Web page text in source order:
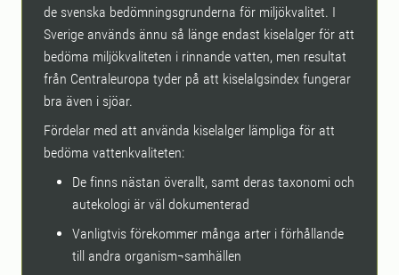
de svenska bedömningsgrunderna för miljökvalitet. I
Sverige används ännu så länge endast kiselalger för att
bedöma miljökvaliteten i rinnande vatten, men resultat
från Centraleuropa tyder på att kiselalgsindex fungerar
bra även i sjöar.
Fördelar med att använda kiselalger lämpliga för att
bedöma vattenkvaliteten:
De finns nästan överallt, samt deras taxonomi och
autekologi är väl dokumenterad
Vanligtvis förekommer många arter i förhållande
till andra organism¬samhällen